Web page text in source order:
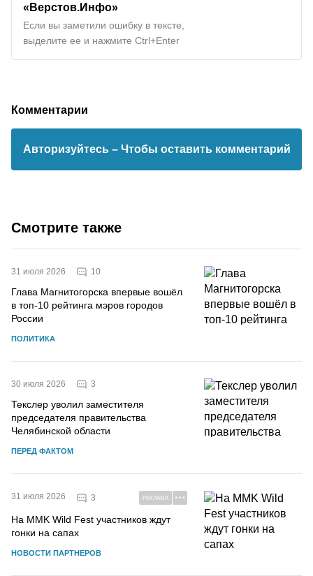
«Верстов.Инфо»
Если вы заметили ошибку в тексте,
выделите ее и нажмите Ctrl+Enter
Комментарии
Авторизуйтесь – Чтобы оставить комментарий
Смотрите также
31 июля 2026 10
Глава Магнитогорска впервые вошёл
в топ-10 рейтинга мэров городов
России
ПОЛИТИКА
30 июля 2026 3
Текслер уволил заместителя
председателя правительства
Челябинской области
ПЕРЕД ФАКТОМ
31 июля 2026 3 РЕКЛАМА
На MMK Wild Fest участников ждут
гонки на сапах
НОВОСТИ ПАРТНЕРОВ